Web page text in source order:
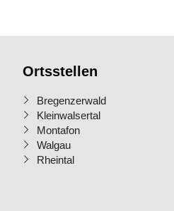
Ortsstellen
Bregenzerwald
Kleinwalsertal
Montafon
Walgau
Rheintal